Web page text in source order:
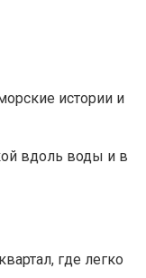
истории и
вдоль воды и в
где легко